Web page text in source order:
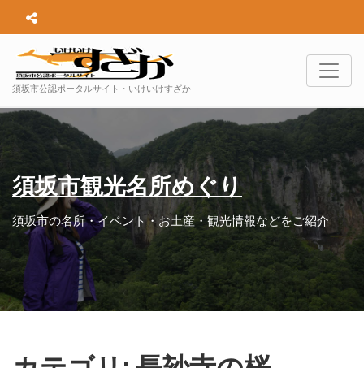
須坂市公認ポータルサイト・いけいけすざか
須坂市観光名所めぐり
須坂市の名所・イベント・お土産・観光情報などをご紹介